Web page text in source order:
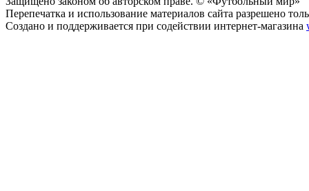
Перепечатка и использование материалов сайта разрешено
Создано и поддерживается при содействии интернет-магазина